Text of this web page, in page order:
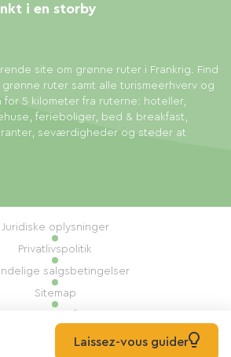
site om grønne ruter i Frankrig. Find
ruter samt alle turismeerhverv og
5 kilometer fra ruterne: hoteller,
ferieboliger, bed & breakfast,
seværdigheder og steder at
i en storby
Verte Alle rettigheder forbeholdes
Juridiske oplysninger
Privatlivspolitik
salgsbetingelser
Sitemap
Udført af: Mill, PrivasLaissez-vous guider